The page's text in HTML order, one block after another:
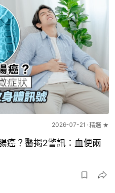
2026-07-21 精選 ★
癌？醫揭2警訊：血便兩